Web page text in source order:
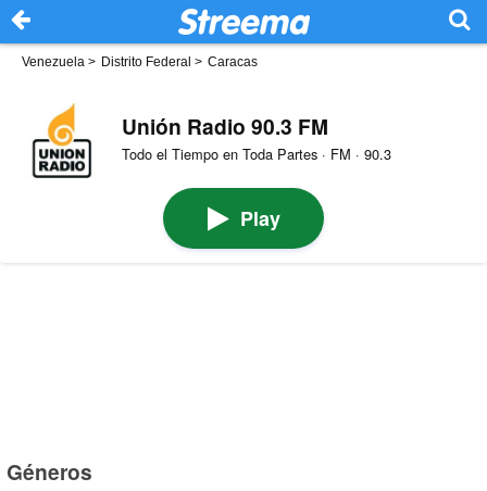
Venezuela > Distrito Federal > Caracas
Unión Radio 90.3 FM
Todo el Tiempo en Toda Partes · FM · 90.3
Play
Géneros